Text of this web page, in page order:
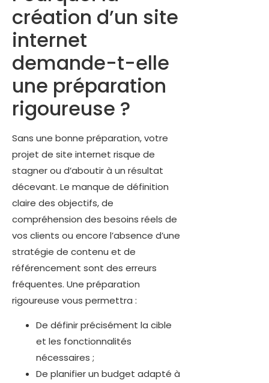
création d’un site
internet
demande-t-elle
une préparation
rigoureuse ?
Sans une bonne préparation, votre
projet de site internet risque de
stagner ou d’aboutir à un résultat
décevant. Le manque de définition
claire des objectifs, de
compréhension des besoins réels de
vos clients ou encore l’absence d’une
stratégie de contenu et de
référencement sont des erreurs
fréquentes. Une préparation
rigoureuse vous permettra :
De définir précisément la cible
et les fonctionnalités
nécessaires ;
De planifier un budget adapté à